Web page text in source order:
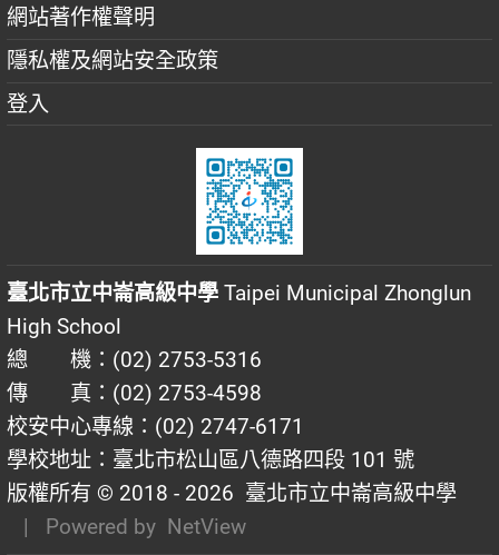
網站著作權聲明
隱私權及網站安全政策
登入
臺北市立中崙高級中學 Taipei Municipal Zhonglun
High School
總 機：(02) 2753-5316
傳 真：(02) 2753-4598
校安中心專線：(02) 2747-6171
學校地址：臺北市松山區八德路四段 101 號
版權所有 © 2018 - 2026 臺北市立中崙高級中學
| Powered by NetView